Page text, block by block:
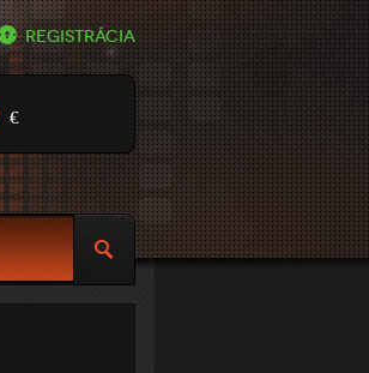
Registrácia
€